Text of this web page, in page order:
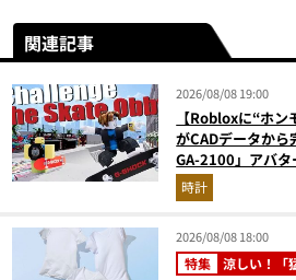
関連記事
2026/08/08 19:00
【Robloxに“ホ
がCADデータか
GA-2100」アバタ
が見逃せない
時計
2026/08/08 18:00
特集 涼しい！「